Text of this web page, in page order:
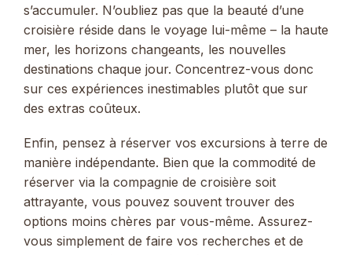
s’accumuler. N’oubliez pas que la beauté d’une
croisière réside dans le voyage lui-même – la haute
mer, les horizons changeants, les nouvelles
destinations chaque jour. Concentrez-vous donc
sur ces expériences inestimables plutôt que sur
des extras coûteux.
Enfin, pensez à réserver vos excursions à terre de
manière indépendante. Bien que la commodité de
réserver via la compagnie de croisière soit
attrayante, vous pouvez souvent trouver des
options moins chères par vous-même. Assurez-
vous simplement de faire vos recherches et de